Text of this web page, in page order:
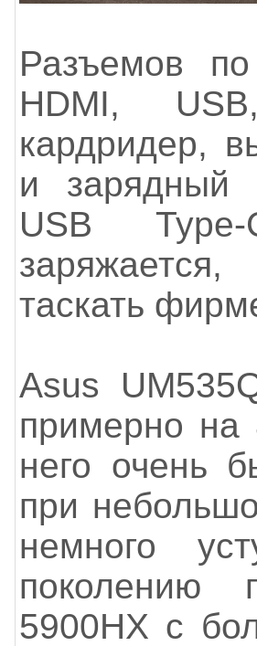
Разъемов
HDMI,
кардридер,
и зарядный
USB
таскать
Asus
примерно
него очень
при
немного
поколению
5900HX с